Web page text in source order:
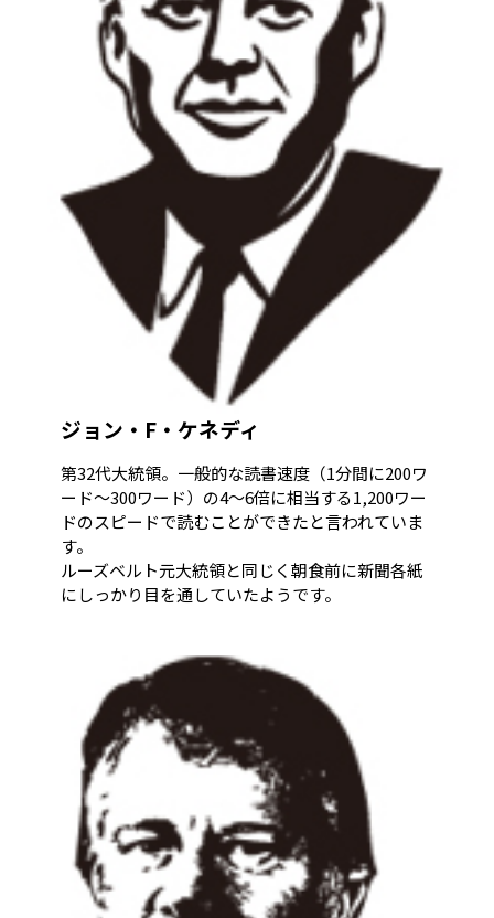
ジョン・F・ケネディ
第32代大統領。一般的な読書速度（1分間に200ワ
ード～300ワード）の4～6倍に相当する1,200ワー
ドのスピードで読むことができたと言われていま
す。
ルーズベルト元大統領と同じく朝食前に新聞各紙
にしっかり目を通していたようです。